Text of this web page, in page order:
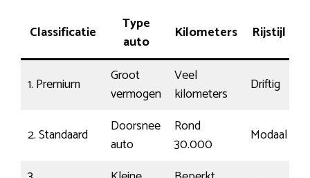
Classificatie
Type
auto
Kilometers Rijstijl
1. Premium
Groot
vermogen
Veel
kilometers
Driftig
2. Standaard
Doorsnee
auto
Rond
30.000
Modaal